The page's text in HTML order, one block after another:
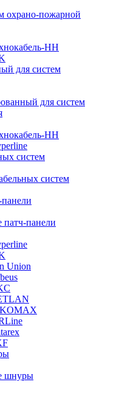
охрано-пожарной
НН
для систем
для систем
НН
систем
систем
панели
Union
шнуры